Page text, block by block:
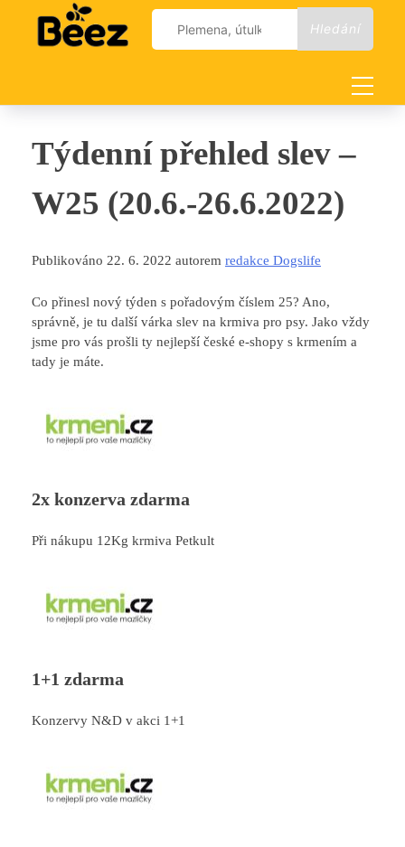
content
Vyhledávání
Týdenní přehled slev –
W25 (20.6.-26.6.2022)
Publikováno 22. 6. 2022 autorem redakce Dogslife
Co přinesl nový týden s pořadovým číslem 25? Ano,
správně, je tu další várka slev na krmiva pro psy. Jako vždy
jsme pro vás prošli ty nejlepší české e-shopy s krmením a
tady je máte.
2x konzerva zdarma
Při nákupu 12Kg krmiva Petkult
1+1 zdarma
Konzervy N&D v akci 1+1